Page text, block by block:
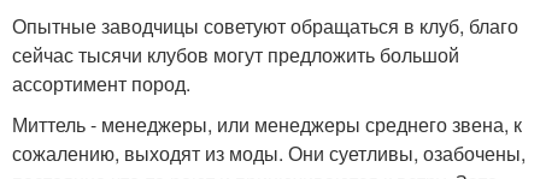
Опытные заводчицы советуют обращаться в клуб, благо
сейчас тысячи клубов могут предложить большой
ассортимент пород.
Миттель - менеджеры, или менеджеры среднего звена, к
сожалению, выходят из моды. Они суетливы, озабочены,